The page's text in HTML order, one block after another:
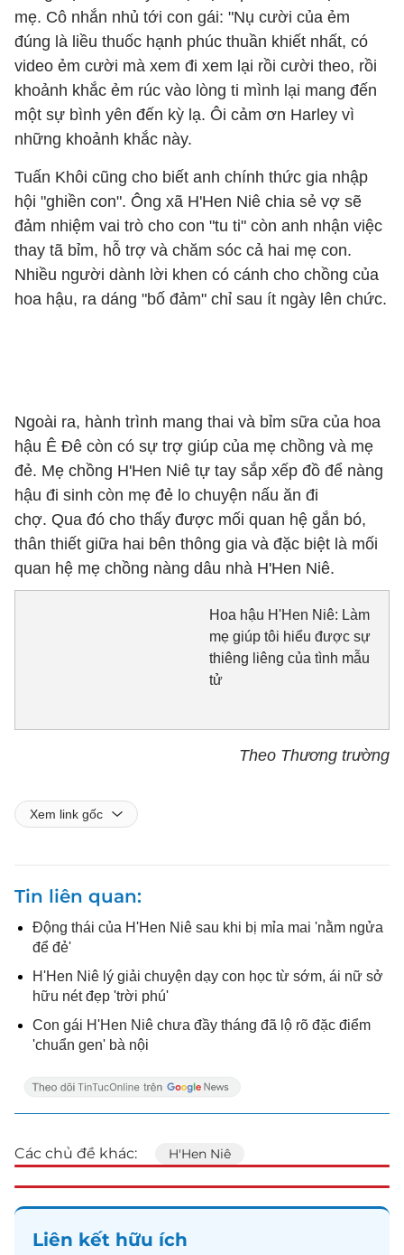
mẹ. Cô nhắn nhủ tới con gái: "​Nụ cười của ẻm
đúng là liều thuốc hạnh phúc thuần khiết nhất, có
video ẻm cười mà xem đi xem lại rồi cười theo, rồi
khoảnh khắc ẻm rúc vào lòng ti mình lại mang đến
một sự bình yên đến kỳ lạ. ​Ôi cảm ơn Harley vì
những khoảnh khắc này.
Tuấn Khôi cũng cho biết anh chính thức gia nhập
hội "ghiền con". Ông xã H'Hen Niê chia sẻ vợ sẽ
đảm nhiệm vai trò cho con "tu ti" còn anh nhận việc
thay tã bỉm, hỗ trợ và chăm sóc cả hai mẹ con.
Nhiều người dành lời khen có cánh cho chồng của
hoa hậu, ra dáng "bố đảm" chỉ sau ít ngày lên chức.
Ngoài ra, hành trình mang thai và bỉm sữa của hoa
hậu Ê Đê còn có sự trợ giúp của mẹ chồng và mẹ
đẻ. Mẹ chồng H'Hen Niê tự tay sắp xếp đồ để nàng
hậu đi sinh còn mẹ đẻ lo chuyện nấu ăn đi
chợ. Qua đó cho thấy được mối quan hệ gắn bó,
thân thiết giữa hai bên thông gia và đặc biệt là mối
quan hệ mẹ chồng nàng dâu nhà H'Hen Niê.
Hoa hậu H'Hen Niê: Làm
mẹ giúp tôi hiểu được sự
thiêng liêng của tình mẫu
tử
Theo Thương trường
Xem link gốc
Tin liên quan
Động thái của H'Hen Niê sau khi bị mỉa mai 'nằm ngửa
để đẻ'
H'Hen Niê lý giải chuyện dạy con học từ sớm, ái nữ sở
hữu nét đẹp 'trời phú'
Con gái H'Hen Niê chưa đầy tháng đã lộ rõ đặc điểm
'chuẩn gen' bà nội
Các chủ đề khác: H'Hen Niê
Liên kết hữu ích